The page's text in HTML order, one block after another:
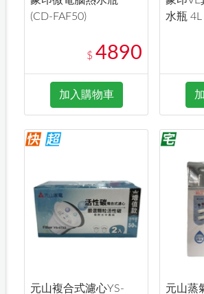
(CD-FAF50)
$ 4890
加入購物車
水瓶
元山複合式濾心YS-
元山蒸